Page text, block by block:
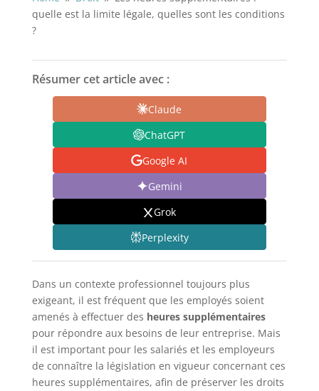
quelle est la limite légale, quelles sont les conditions
?
Résumer cet article avec :
Claude
ChatGPT
Google AI
Gemini
Grok
Perplexity
Dans un contexte professionnel toujours plus
exigeant, il est fréquent que les employés soient
amenés à effectuer des heures supplémentaires
pour répondre aux besoins de leur entreprise. Mais
il est important pour les salariés et les employeurs
de connaître la législation en vigueur concernant ces
heures supplémentaires, afin de préserver les droits